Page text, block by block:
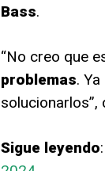
Bass.
“No creo que
problemas.
solucionarlos”,
Sigue leyendo: